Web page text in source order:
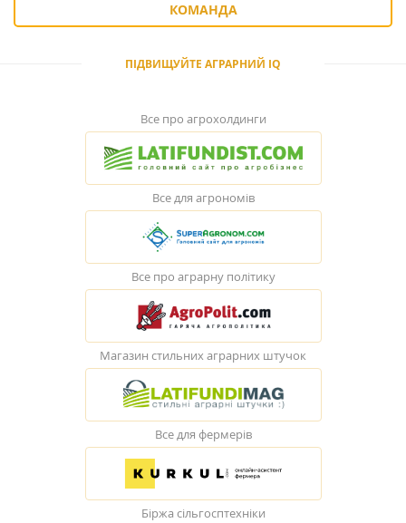
КОМАНДА
ПІДВИЩУЙТЕ АГРАРНИЙ IQ
Все про агрохолдинги
Все для агрономів
Все про аграрну політику
Магазин стильних аграрних штучок
Все для фермерів
Біржа сільгосптехніки